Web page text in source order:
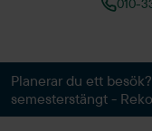
010-
Planerar du ett
semesterstängt -